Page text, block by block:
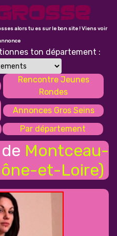
alors tu es sur le bon site ! Viens voir
ton département :
Rencontre Jeunes
Rondes
Annonces Gros Seins
Par département
Montceau-
et-Loire)